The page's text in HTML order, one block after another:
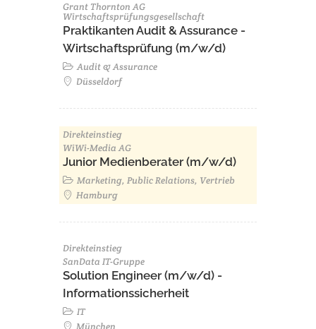
Grant Thornton AG
Wirtschaftsprüfungsgesellschaft
Praktikanten Audit & Assurance -
Wirtschaftsprüfung (m/w/d)
Audit & Assurance
Düsseldorf
Direkteinstieg
WiWi-Media AG
Junior Medienberater (m/w/d)
Marketing, Public Relations, Vertrieb
Hamburg
Direkteinstieg
SanData IT-Gruppe
Solution Engineer (m/w/d) -
Informationssicherheit
IT
München